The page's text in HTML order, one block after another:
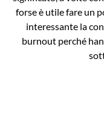
forse è utile fare un
interessante la
burnout perché